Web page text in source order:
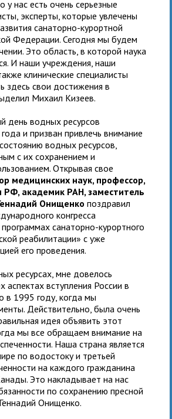
нас есть очень серьезные
эксперты, которые увлечены
санаторно-курортной
Федерации. Сегодня мы будем
Это область, в которой наука
И наши учреждения, наши
клинические специалисты
здесь свои достижения в
Михаил Кизеев.
день водных ресурсов
и призван привлечь внимание
водных ресурсов,
с их сохранением и
Открывая свое
медицинских наук, профессор,
РФ, академик РАН, заместитель
Онищенко поздравил
конгресса
санаторно-курортного
реабилитации» с уже
его проведения.
ресурсах, мне довелось
аспектах вступления России в
в 1995 году, когда мы
Действительно, была очень
идея объявить этот
мы все обращаем внимание на
Наша страна является
по водостоку и третьей
на каждого гражданина
Это накладывает на нас
по сохранению пресной
Онищенко.